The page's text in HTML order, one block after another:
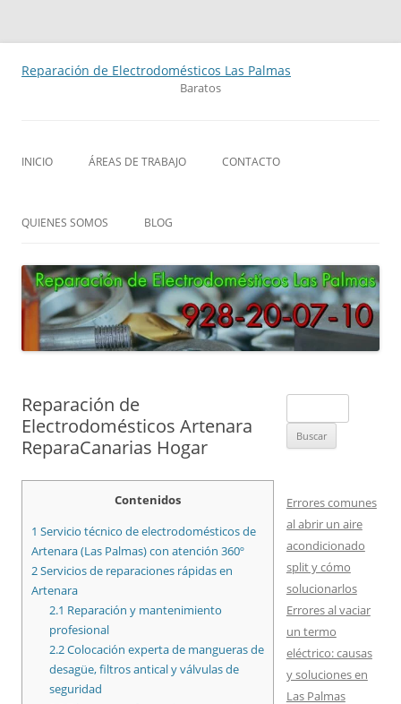
Saltar
contenido
Reparación de Electrodomésticos Las Palmas
Baratos
INICIO ÁREAS DE TRABAJO CONTACTO
QUIENES SOMOS BLOG
Reparación de
Electrodomésticos Artenara
ReparaCanarias Hogar
Contenidos
1 Servicio técnico de electrodomésticos de
Artenara (Las Palmas) con atención 360º
2Servicios de reparaciones rápidas en
Artenara
2.1 Reparación y mantenimiento
profesional
2.2Colocación experta de mangueras de
desagüe, filtros antical y válvulas de
seguridad
Errores comunes
al abrir un aire
acondicionado
split y cómo
solucionarlos
Errores al vaciar
un termo
eléctrico: causas
y soluciones en
Las Palmas